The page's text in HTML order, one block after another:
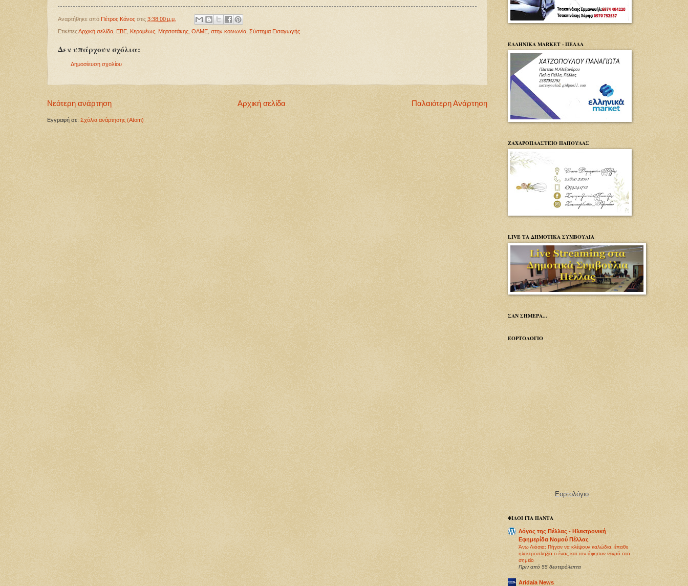
Αναρτήθηκε από Πέτρος Κάνος στις 3:38:00 μ.μ.
ΕτικέτεςΑρχική σελίδα, ΕΒΕ, Κεραμέως, Μητσοτάκης, ΟΛΜΕ, στην κοινωνία, Σύστημα Εισαγωγής
Δεν υπάρχουν σχόλια:
Δημοσίευση σχολίου
Νεότερη ανάρτηση Παλαιότερη Ανάρτηση
Αρχική σελίδα
Εγγραφή σε: Σχόλια ανάρτησης (Atom)
ΕΛΛΗΝΙΚΑ MARKET - ΠΕΛΛΑ
ΖΑΧΑΡΟΠΛΑΣΤΕΙΟ ΠΑΠΟΥΛΑΣ
LIVE ΤΑ ΔΗΜΟΤΙΚΑ ΣΥΜΒΟΥΛΙΑ
ΣΑΝ ΣΗΜΕΡΑ...
ΕΟΡΤΟΛΟΓΙΟ
Εορτολόγιο
ΦΙΛΟΙ ΓΙΑ ΠΑΝΤΑ
Λόγος της Πέλλας - Ηλεκτρονική
Εφημερίδα Νομού Πέλλας
Άνω Λιόσια: Πήγαν να κλέψουν καλώδια, έπαθε
ηλεκτροπληξία ο ένας και τον άφησαν νεκρό στο
σημείο
Πριν από 55 δευτερόλεπτα
Aridaia News